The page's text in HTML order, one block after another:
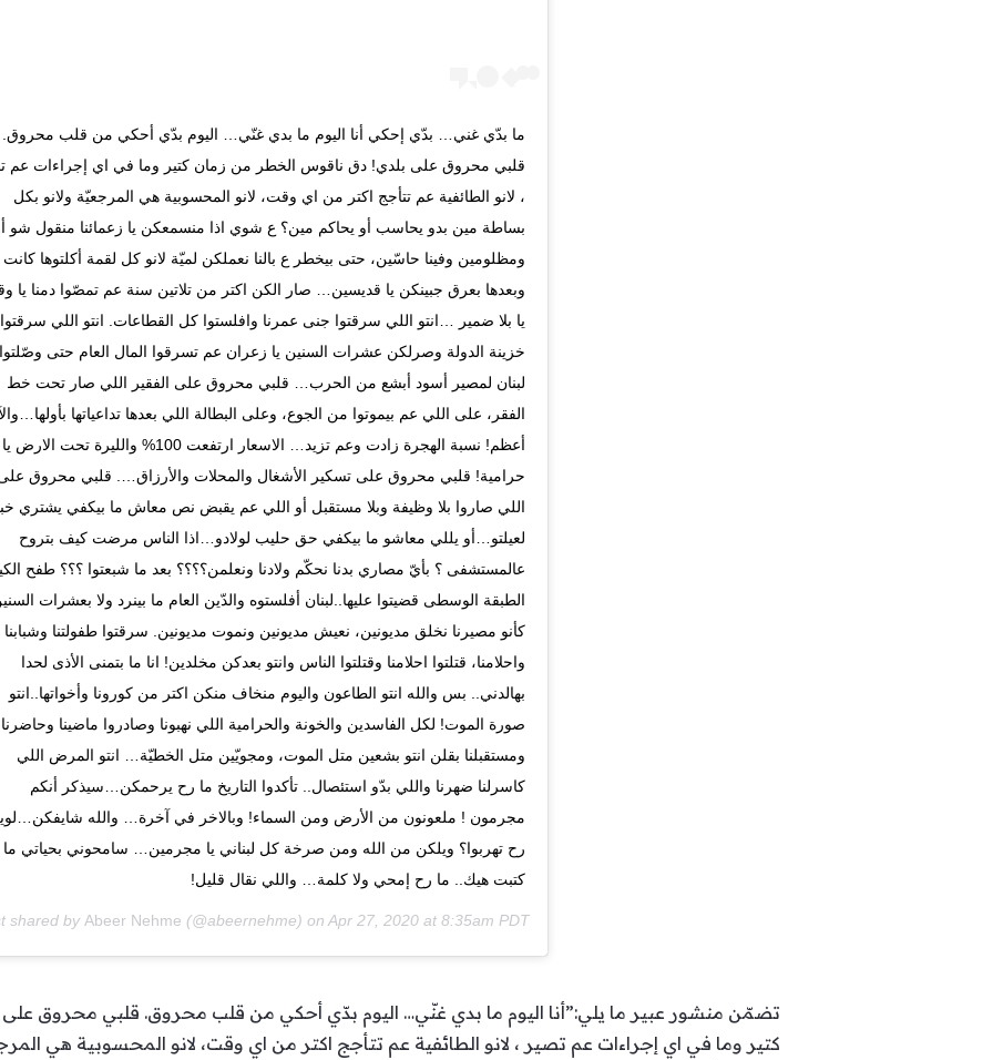
ما بدّي غني… بدّي إحكي أنا اليوم ما بدي غنّي… اليوم بدّي أحكي من قلب محروق.
قلبي محروق على بلدي! دق ناقوس الخطر من زمان كتير وما في اي إجراءات عم
، لانو الطائفية عم تتأجج اكتر من اي وقت، لانو المحسوبية هي المرجعيّة ولانو بكل
بساطة مين بدو يحاسب أو يحاكم مين؟ ع شوي اذا منسمعكن يا زعمائنا منقول شو
ومظلومين وفينا حاسّين، حتى بيخطر ع بالنا نعملكن لميّة لانو كل لقمة أكلتوها كانت
وبعدها بعرق جبينكن يا قديسين… صار الكن اكتر من تلاتين سنة عم تمصّوا دمنا يا
يا بلا ضمير …انتو اللي سرقتوا جنى عمرنا وافلستوا كل القطاعات. انتو اللي سرقتوا
خزينة الدولة وصرلكن عشرات السنين يا زعران عم تسرقوا المال العام حتى وصّلتوا
لبنان لمصير أسود أبشع من الحرب… قلبي محروق على الفقير اللي صار تحت خط
الفقر، على اللي عم بيموتوا من الجوع، وعلى البطالة اللي بعدها تداعياتها
أعظم! نسبة الهجرة زادت وعم تزيد… الاسعار ارتفعت 100% والليرة تحت الارض يا
حرامية! قلبي محروق على تسكير الأشغال والمحلات والأرزاق…. قلبي محروق
اللي صاروا بلا وظيفة وبلا مستقبل أو اللي عم يقبض نص معاش ما بيكفي يشتري
لعيلتو…أو يللي معاشو ما بيكفي حق حليب لولادو…اذا الناس مرضت كيف بتروح
عالمستشفى ؟ بأيّ مصاري بدنا نحكّم ولادنا ونعلمن؟؟؟؟ بعد ما شبعتوا ؟؟؟ طفح
الطبقة الوسطى قضيتوا عليها..لبنان أفلستوه والدّين العام ما بينرد ولا بعشرات
كأنو مصيرنا نخلق مديونين، نعيش مديونين ونموت مديونين. سرقتوا طفولتنا وشبابنا
واحلامنا، قتلتوا احلامنا وقتلتوا الناس وانتو بعدكن مخلدين! انا ما بتمنى الأذى لحدا
بهالدني.. بس والله انتو الطاعون واليوم منخاف منكن اكتر من كورونا وأخواتها..انتو
صورة الموت! لكل الفاسدين والخونة والحرامية اللي نهبونا وصادروا ماضينا وحاضرنا
ومستقبلنا بقلن انتو بشعين متل الموت، ومجويّين متل الخطيّة… انتو المرض اللي
كاسرلنا ضهرنا واللي بدّو استئصال.. تأكدوا التاريخ ما رح يرحمكن…سيذكر أنكم
مجرمون ! ملعونون من الأرض ومن السماء! وبالاخر في آخرة… والله
رح تهربوا؟ ويلكن من الله ومن صرخة كل لبناني يا مجرمين… سامحوني بحياتي ما
كتبت هيك.. ما رح إمحي ولا كلمة… واللي نقال قليل!
Abeer Nehme (@abeernehme) on Apr 27, 2020 at 8:35am PDT
تضمّن منشور عبير ما يلي:”أنا اليوم ما بدي غنّي… اليوم بدّي أحكي من قلب محروق. قلبي محروق
كتير وما في اي إجراءات عم تصير ، لانو الطائفية عم تتأجج اكتر من اي وقت، لانو المحسوبية هي